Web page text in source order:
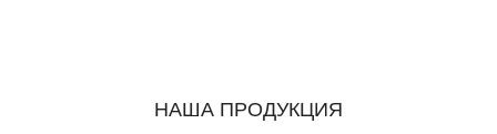
НАША ПРОДУКЦИЯ